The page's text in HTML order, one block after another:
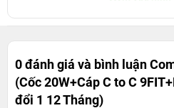
0 đánh giá và bình luận
(Cốc 20W+Cáp C to C
đổi 1 12 Tháng)